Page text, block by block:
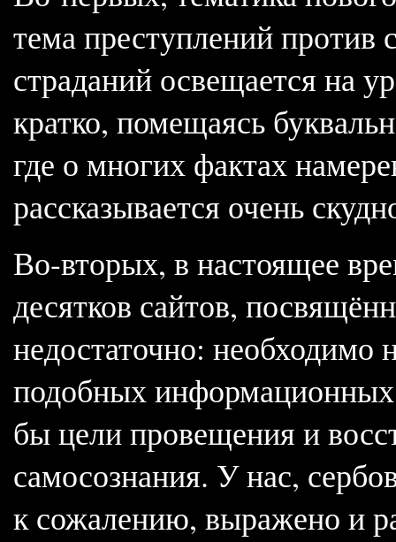
тема преступлений против
страданий освещается на
кратко, помещаясь
где о многих фактах
рассказывается очень
Во-вторых, в настоящее
десятков сайтов,
недостаточно: необходимо
подобных
бы цели провещения и
самосознания. У нас,
к сожалению, выражено и